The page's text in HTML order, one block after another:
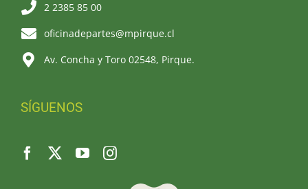
2 2385 85 00
oficinadepartes@mpirque.cl
Av. Concha y Toro 02548, Pirque.
SÍGUENOS